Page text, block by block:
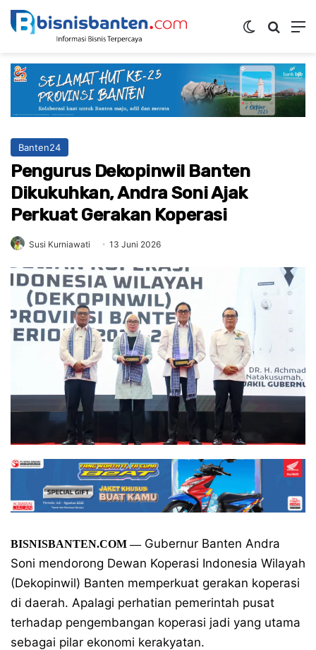
Switch skin
Banten24
Pengurus Dekopinwil Banten
Dikukuhkan, Andra Soni Ajak
Perkuat Gerakan Koperasi
Susi Kurniawati 13 Juni 2026
BISNISBANTEN.COM —Gubernur Banten Andra
Soni mendorong Dewan Koperasi Indonesia Wilayah
(Dekopinwil) Banten memperkuat gerakan koperasi
di daerah. Apalagi perhatian pemerintah pusat
terhadap pengembangan koperasi jadi yang utama
sebagai pilar ekonomi kerakyatan.